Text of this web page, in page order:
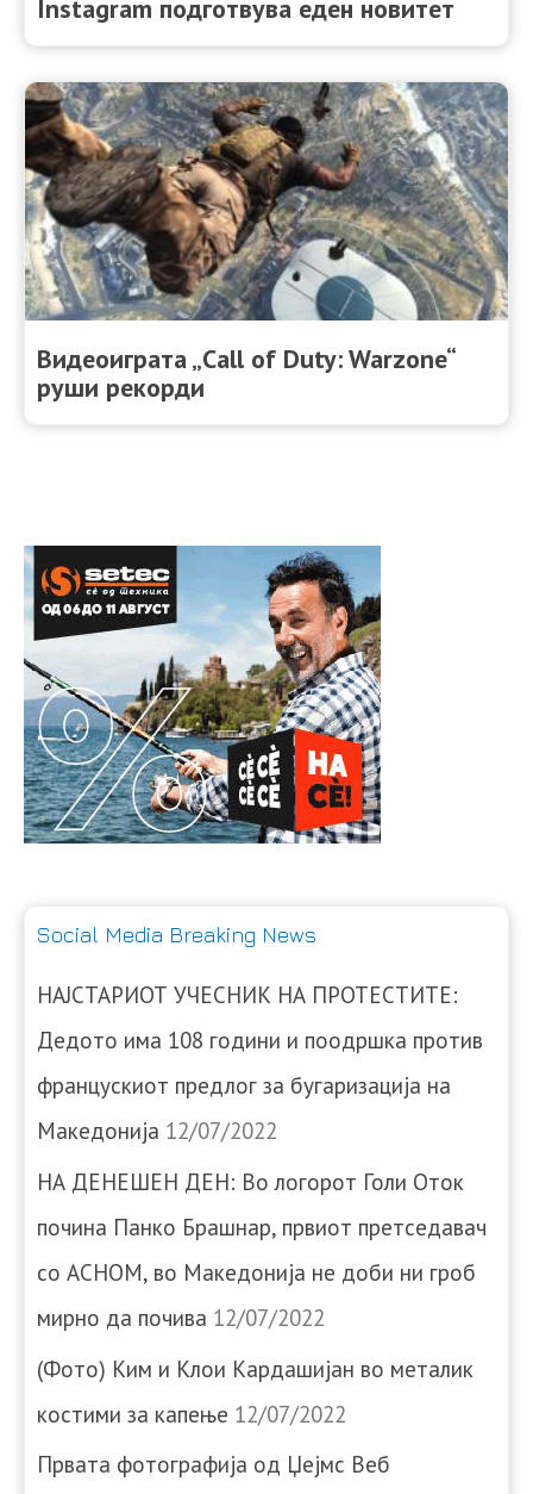
Instagram подготвува еден новитет
Видеоиграта „Call of Duty: Warzone“
руши рекорди
Social Media Breaking News
НАЈСТАРИОТ УЧЕСНИК НА ПРОТЕСТИТЕ:
Дедото има 108 години и поодршка против
францускиот предлог за бугаризација на
Македонија 12/07/2022
НА ДЕНЕШЕН ДЕН: Во логорот Голи Оток
почина Панко Брашнар, првиот претседавач
со АСНОМ, во Македонија не доби ни гроб
мирно да почива 12/07/2022
(Фото) Ким и Клои Кардашијан во металик
костими за капење 12/07/2022
Првата фотографија од Џејмс Веб